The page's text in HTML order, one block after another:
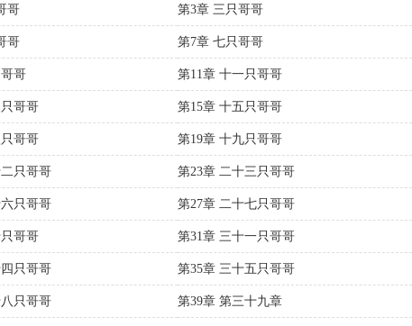
哥 第3章 三只哥哥
哥 第7章 七只哥哥
哥 第11章 十一只哥哥
哥哥 第15章 十五只哥哥
哥哥 第19章 十九只哥哥
只哥哥 第23章 二十三只哥哥
只哥哥 第27章 二十七只哥哥
哥哥 第31章 三十一只哥哥
只哥哥 第35章 三十五只哥哥
只哥哥 第39章 第三十九章